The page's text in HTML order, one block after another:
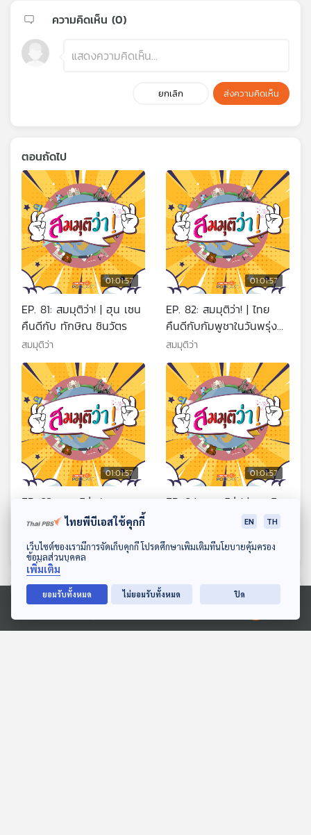
ดาวน์โหลด Thai PBS Podcast Application
Ⓒ 2020 องค์การกระจายเสียงและแพร่ภาพสาธารณะแห่งประเทศไทย
ความคิดเห็น (0)
ยกเลิก ส่งความคิดเห็น
ตอนถัดไป
01:01:57
EP. 81: สมมุติว่า! | ฮุน เซน
คืนดีกับ ทักษิณ ชินวัตร
สมมุติว่า
01:01:57
EP. 82: สมมุติว่า! | ไทย
คืนดีกับกัมพูชาในวันพรุ่งนี้
!!
สมมุติว่า
01:01:57
EP. 83: สมมุติว่า l เขมร
เบี้ยวข้อตกลงที่กัมลาลัม
01:01:57
EP. 84: สมมุติว่า! | คนเลิก
ตอนที่เกี่ยวข้อง
ไทยพีบีเอสใช้คุกกี้ EN TH
เว็บไซต์ของเรามีการจัดเก็บคุกกี้ โปรดศึกษาเพิ่มเติมที่นโยบายคุ้มครอง
ข้อมูลส่วนบุคคล
เพิ่มเติม
ยอมรับทั้งหมด ไม่ยอมรับทั้งหมด ปิด